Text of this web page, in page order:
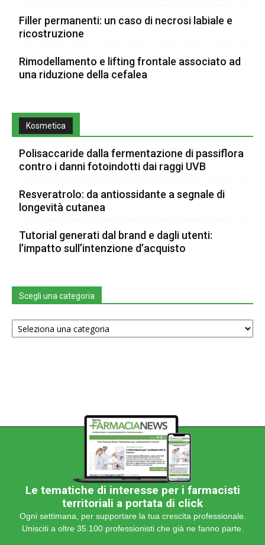
Filler permanenti: un caso di necrosi labiale e
ricostruzione
Rimodellamento e lifting frontale associato ad
una riduzione della cefalea
Kosmetica
Polisaccaride dalla fermentazione di passiflora
contro i danni fotoindotti dai raggi UVB
Resveratrolo: da antiossidante a segnale di
longevità cutanea
Tutorial generati dal brand e dagli utenti:
l’impatto sull’intenzione d’acquisto
Scegli una categoria
Scegli
una
Le tematiche di interesse per i farmacisti
territoriali a portata di click
Ogni settimana, per supportare la tua crescita professionale.
Unisciti a oltre 35.100 professionisti che già ne fanno parte.